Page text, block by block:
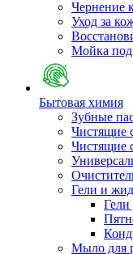
Чернение
Уход за
Мойка
Бытовая химия
Зубные
Чистящие
Чистящие
Гели и
Гели
Мыло для